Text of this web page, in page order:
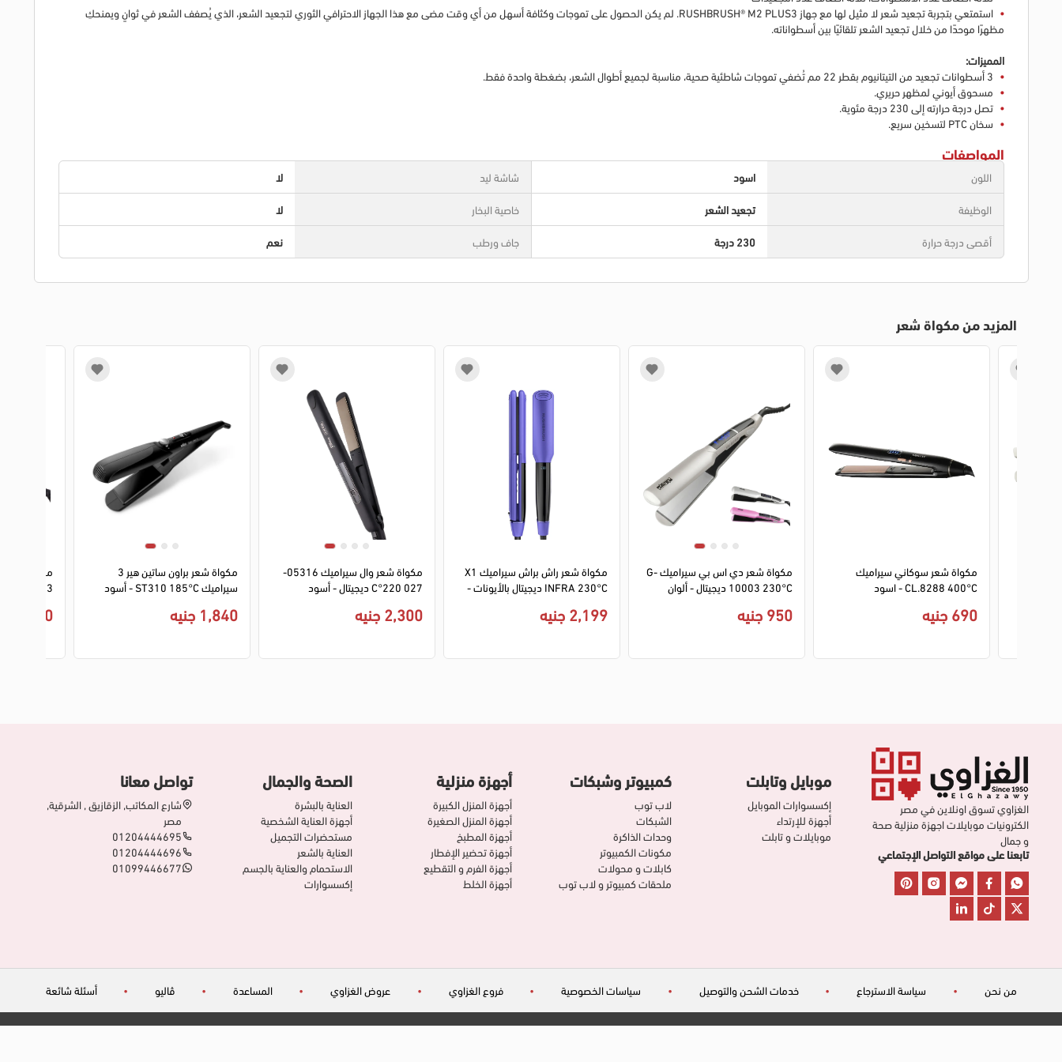
استمتعي بتجربة تجعيد شعر لا مثيل لها مع جهاز RUSHBRUSH® M2 PLUS3. لم يكن الحصول على تموجات وكثافة أسهل من أي وقت مضى مع هذا الجهاز الاحترافي الثوري لتجعيد الشعر، الذي يُصفف الشعر في ثوانٍ ويمنحكِ
مظهرًا موحدًا من خلال تجعيد الشعر تلقائيًا بين أسطواناته.
المميزات:
3 أسطوانات تجعيد من التيتانيوم بقطر 22 مم تُضفي تموجات شاطئية صحية، مناسبة لجميع أطوال الشعر، بضغطة واحدة فقط.
مسحوق أيوني لمظهر حريري.
تصل درجة حرارته إلى 230 درجة مئوية.
سخان PTC لتسخين سريع.
المواصفات
اللون اسود شاشة ليد
لا
الوظيفة
تجعيد الشعر خاصية البخار
لا
أقصى درجة حرارة
230 درجة جاف ورطب نعم
المزيد من مكواة شعر
مكواة شعر
10023 230°C ديجيتال - ذهبي
950 جنيه
مكواة شعر براون ساتين هير 3
سيراميك ST310 185°C - أسود
1,840 جنيه
مكواة شعر وال سيراميك 05316-
027 220°C ديجيتال - أسود
2,300 جنيه
مكواة شعر راش براش سيراميك X1
INFRA 230°C ديجيتال بالأيونات -
2,199 جنيه
مكواة شعر دي اس بي سيراميك G-
10003 230°C ديجيتال - ألوان
950 جنيه
مكواة شعر سوكاني سيراميك
CL.8288 400°C - اسود
690 جنيه
1 2 1 2
الغزاوي تسوق اونلاين في مصر
الكترونيات موبايلات اجهزة منزلية صحة
و جمال
تابعنا على مواقع التواصل الإجتماعي
موبايل وتابلت
إكسسوارات الموبايل
أجهزة للإرتداء
موبايلات و تابلت
كمبيوتر وشبكات
لاب توب
الشبكات
وحدات الذاكرة
مكونات الكمبيوتر
كابلات و محولات
ملحقات كمبيوتر و لاب توب
أجهزة منزلية
أجهزة المنزل الكبيرة
أجهزة المنزل الصغيرة
أجهزة المطبخ
أجهزة تحضير الإفطار
أجهزة الفرم و التقطيع
أجهزة الخلط
الصحة والجمال
العناية بالبشرة
أجهزة العناية الشخصية
مستحضرات التجميل
العناية بالشعر
الاستحمام والعناية بالجسم
إكسسوارات
تواصل معانا
شارع المكاتب, الزقازيق , الشرقية,
مصر
01204444695
01204444696
01099446677
من نحن • سياسة الاسترجاع • خدمات الشحن والتوصيل • سياسات الخصوصية • فروع الغزاوي • عروض الغزاوي • المساعدة • ڤاليو • أسئلة شائعة